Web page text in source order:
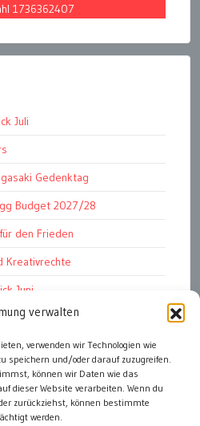
verwalten
verwenden wir Technologien wie
speichern und/oder darauf zuzugreifen.
können wir Daten wie das
dieser Website verarbeiten. Wenn du
zurückziehst, können bestimmte
werden.
1736362407
Juli
Gedenktag
Budget 2027/28
den Frieden
Kreativrechte
Juni
ankommt
2026
Weltmuseum